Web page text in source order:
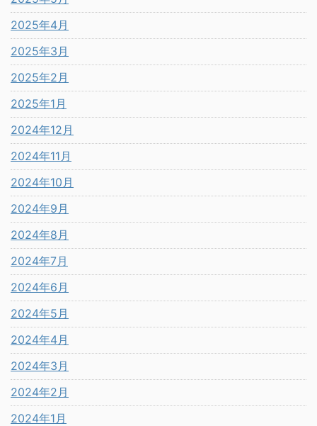
2025年4月
2025年3月
2025年2月
2025年1月
2024年12月
2024年11月
2024年10月
2024年9月
2024年8月
2024年7月
2024年6月
2024年5月
2024年4月
2024年3月
2024年2月
2024年1月